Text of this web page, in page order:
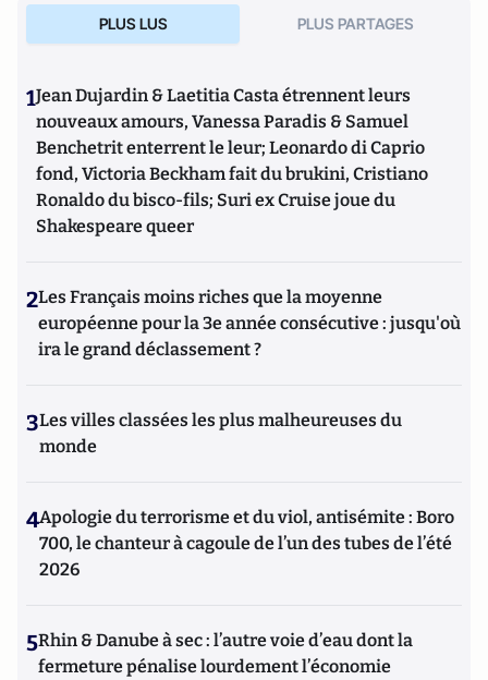
PLUS LUS PLUS PARTAGES
1Jean Dujardin & Laetitia Casta étrennent leurs
nouveaux amours, Vanessa Paradis & Samuel
Benchetrit enterrent le leur; Leonardo di Caprio
fond, Victoria Beckham fait du brukini, Cristiano
Ronaldo du bisco-fils; Suri ex Cruise joue du
Shakespeare queer
2Les Français moins riches que la moyenne
européenne pour la 3e année consécutive : jusqu'où
ira le grand déclassement ?
3Les villes classées les plus malheureuses du
monde
4Apologie du terrorisme et du viol, antisémite : Boro
700, le chanteur à cagoule de l’un des tubes de l’été
2026
5Rhin & Danube à sec : l’autre voie d’eau dont la
fermeture pénalise lourdement l’économie